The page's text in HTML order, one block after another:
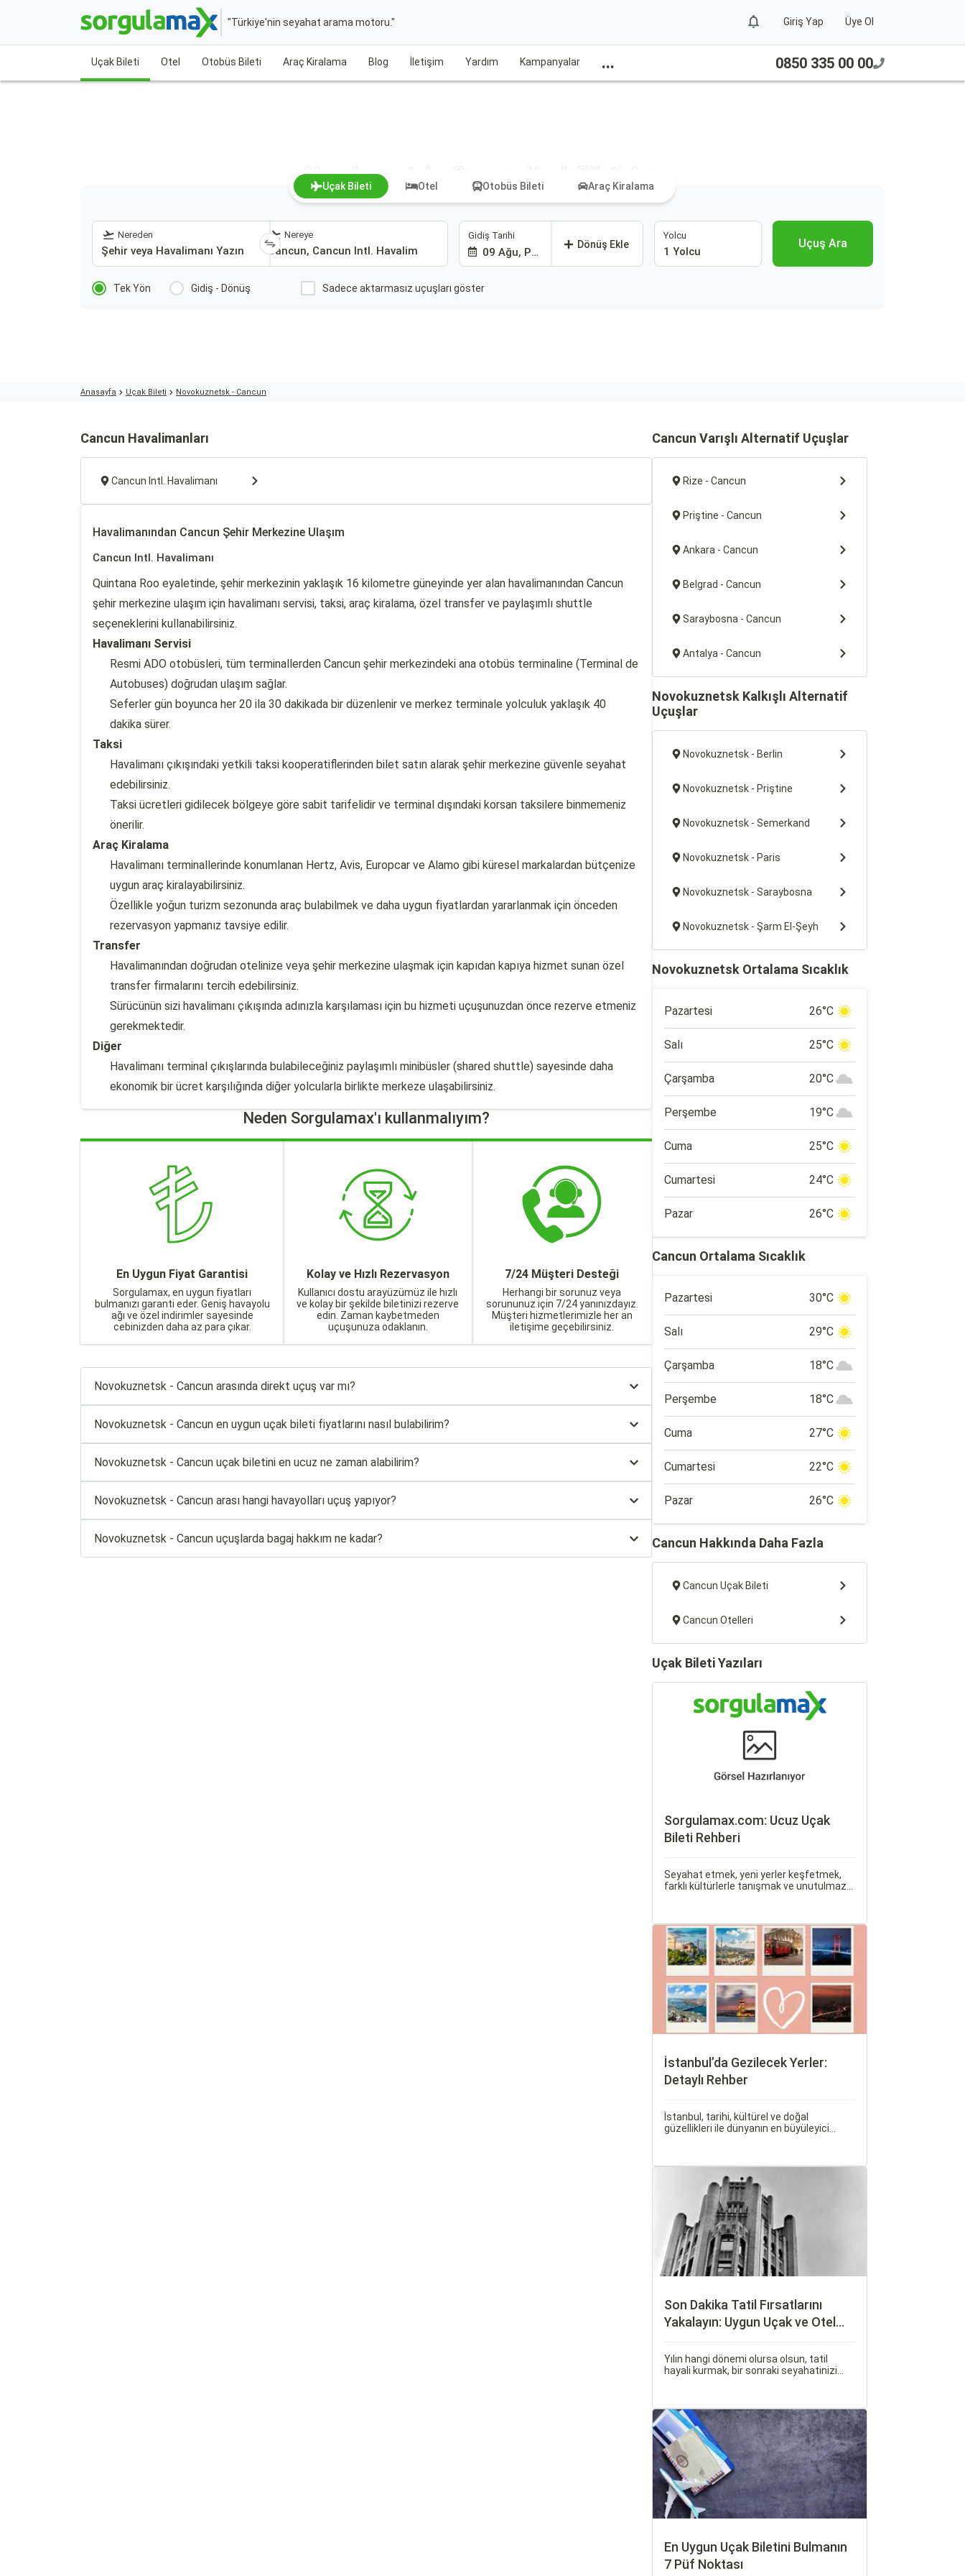
"Türkiye'nin seyahat arama motoru." Giriş Yap Üye Ol
Uçak Bileti Otel Otobüs Bileti Araç Kiralama Blog İletişim Yardım Kampanyalar ... 0850 335 00 00
Novokuznetsk - Cancun Uçak Bileti Ara
Uçak Bileti Otel Otobüs Bileti Araç Kiralama
Nereden Nereye Gidiş Tarihi
09 Ağu, Paz
Dönüş Ekle
Yolcu
1 Yolcu
Uçuş Ara
Tek Yön Gidiş - Dönüş Sadece aktarmasız uçuşları göster
Anasayfa Uçak Bileti Novokuznetsk - Cancun
Cancun Havalimanları
Cancun Intl. Havalimanı
Havalimanından Cancun Şehir Merkezine Ulaşım
Cancun Intl. Havalimanı
Quintana Roo eyaletinde, şehir merkezinin yaklaşık 16 kilometre güneyinde yer alan havalimanından Cancun
şehir merkezine ulaşım için havalimanı servisi, taksi, araç kiralama, özel transfer ve paylaşımlı shuttle
seçeneklerini kullanabilirsiniz.
Havalimanı Servisi
Resmi ADO otobüsleri, tüm terminallerden Cancun şehir merkezindeki ana otobüs terminaline (Terminal de
Autobuses) doğrudan ulaşım sağlar.
Seferler gün boyunca her 20 ila 30 dakikada bir düzenlenir ve merkez terminale yolculuk yaklaşık 40
dakika sürer.
Taksi
Havalimanı çıkışındaki yetkili taksi kooperatiflerinden bilet satın alarak şehir merkezine güvenle seyahat
edebilirsiniz.
Taksi ücretleri gidilecek bölgeye göre sabit tarifelidir ve terminal dışındaki korsan taksilere binmemeniz
önerilir.
Araç Kiralama
Havalimanı terminallerinde konumlanan Hertz, Avis, Europcar ve Alamo gibi küresel markalardan bütçenize
uygun araç kiralayabilirsiniz.
Özellikle yoğun turizm sezonunda araç bulabilmek ve daha uygun fiyatlardan yararlanmak için önceden
rezervasyon yapmanız tavsiye edilir.
Transfer
Havalimanından doğrudan otelinize veya şehir merkezine ulaşmak için kapıdan kapıya hizmet sunan özel
transfer firmalarını tercih edebilirsiniz.
Sürücünün sizi havalimanı çıkışında adınızla karşılaması için bu hizmeti uçuşunuzdan önce rezerve etmeniz
gerekmektedir.
Diğer
Havalimanı terminal çıkışlarında bulabileceğiniz paylaşımlı minibüsler (shared shuttle) sayesinde daha
ekonomik bir ücret karşılığında diğer yolcularla birlikte merkeze ulaşabilirsiniz.
Neden Sorgulamax'ı kullanmalıyım?
En Uygun Fiyat Garantisi
Sorgulamax, en uygun fiyatları
bulmanızı garanti eder. Geniş havayolu
ağı ve özel indirimler sayesinde
cebinizden daha az para çıkar.
Kolay ve Hızlı Rezervasyon
Kullanıcı dostu arayüzümüz ile hızlı
ve kolay bir şekilde biletinizi rezerve
edin. Zaman kaybetmeden
uçuşunuza odaklanın.
7/24 Müşteri Desteği
Herhangi bir sorunuz veya
sorununuz için 7/24 yanınızdayız.
Müşteri hizmetlerimizle her an
iletişime geçebilirsiniz.
Novokuznetsk - Cancun arasında direkt uçuş var mı?
Novokuznetsk - Cancun en uygun uçak bileti fiyatlarını nasıl bulabilirim?
Novokuznetsk - Cancun uçak biletini en ucuz ne zaman alabilirim?
Novokuznetsk - Cancun arası hangi havayolları uçuş yapıyor?
Novokuznetsk - Cancun uçuşlarda bagaj hakkım ne kadar?
Cancun Varışlı Alternatif Uçuşlar
Rize - Cancun
Priştine - Cancun
Ankara - Cancun
Belgrad - Cancun
Saraybosna - Cancun
Antalya - Cancun
Novokuznetsk Kalkışlı Alternatif
Uçuşlar
Novokuznetsk - Berlin
Novokuznetsk - Priştine
Novokuznetsk - Semerkand
Novokuznetsk - Paris
Novokuznetsk - Saraybosna
Novokuznetsk - Şarm El-Şeyh
Novokuznetsk Ortalama Sıcaklık
Pazartesi 26°C
Salı 25°C
Çarşamba 20°C
Perşembe 19°C
Cuma 25°C
Cumartesi 24°C
Pazar 26°C
Cancun Ortalama Sıcaklık
Pazartesi 30°C
Salı 29°C
Çarşamba 18°C
Perşembe 18°C
Cuma 27°C
Cumartesi 22°C
Pazar 26°C
Cancun Hakkında Daha Fazla
Cancun Uçak Bileti
Cancun Otelleri
Uçak Bileti Yazıları
Sorgulamax.com: Ucuz Uçak
Bileti Rehberi
Seyahat etmek, yeni yerler keşfetmek,
farklı kültürlerle tanışmak ve unutulmaz
İstanbul’da Gezilecek Yerler:
Detaylı Rehber
İstanbul, tarihi, kültürel ve doğal
güzellikleri ile dünyanın en büyüleyici
içinde yaşamaktadır.
Son Dakika Tatil Fırsatlarını
Yakalayın: Uygun Uçak ve Otel
Yılın hangi dönemi olursa olsun, tatil
hayali kurmak, bir sonraki seyahatinizi
olabilir.
En Uygun Uçak Biletini Bulmanın
7 Püf Noktası